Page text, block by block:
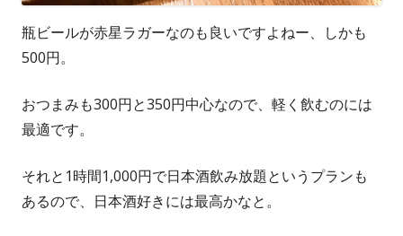
瓶ビールが赤星ラガーなのも良いですよねー、しかも
500円。
おつまみも300円と350円中心なので、軽く飲むのには
最適です。
それと1時間1,000円で日本酒飲み放題というプランも
あるので、日本酒好きには最高かなと。